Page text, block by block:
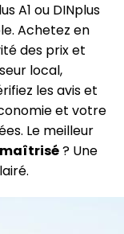
A1 ou DINplus
Achetez en
des prix et
local,
les avis et
et votre
Le meilleur
? Une